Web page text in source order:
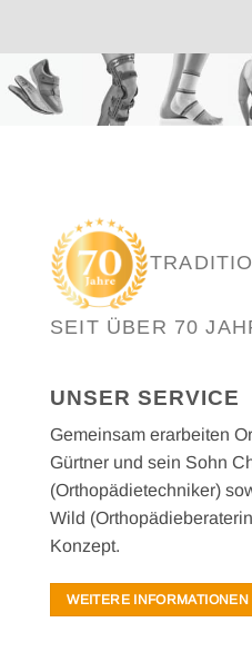
SEIT ÜBER 70
UNSER SERVICE
Gemeinsam erarbeiten
Gürtner und sein Sohn
(Orthopädietechniker)
Wild
Konzept.
WEITERE INFORMATIONEN